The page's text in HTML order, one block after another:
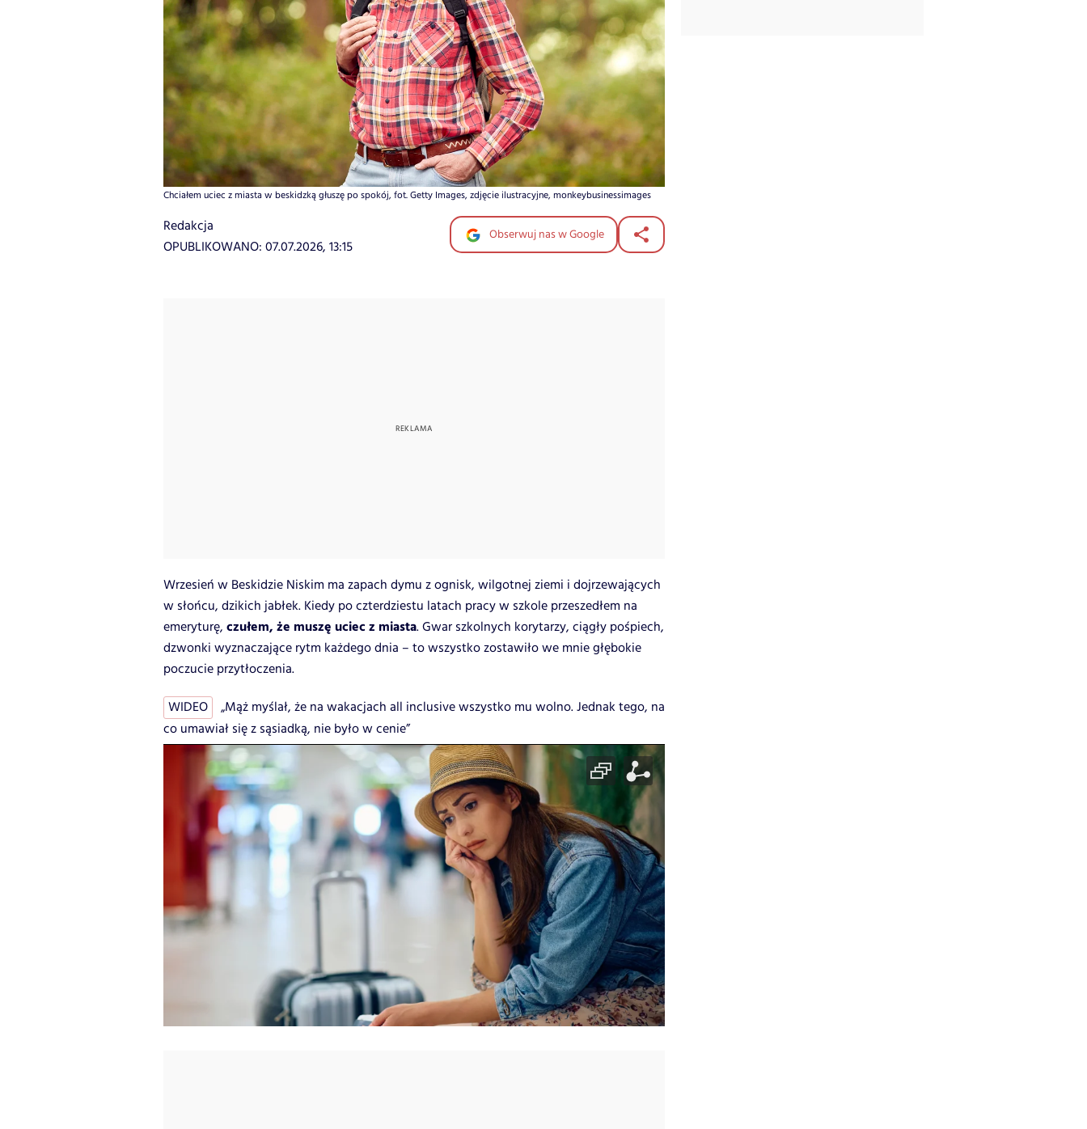
Chciałem uciec z miasta w beskidzką głuszę po spokój, fot. Getty Images, zdjęcie ilustracyjne, monkeybusinessimages
Redakcja
OPUBLIKOWANO: 07.07.2026, 13:15
Obserwuj nas w Google
Wrzesień w Beskidzie Niskim ma zapach dymu z ognisk, wilgotnej ziemi i dojrzewających
w słońcu, dzikich jabłek. Kiedy po czterdziestu latach pracy w szkole przeszedłem na
emeryturę, czułem, że muszę uciec z miasta. Gwar szkolnych korytarzy, ciągły pośpiech,
dzwonki wyznaczające rytm każdego dnia – to wszystko zostawiło we mnie głębokie
poczucie przytłoczenia.
WIDEO
„Mąż myślał, że na wakacjach all inclusive wszystko mu wolno. Jednak tego, na
co umawiał się z sąsiadką, nie było w cenie”